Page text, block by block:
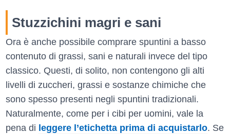
Stuzzichini magri e sani
Ora è anche possibile comprare spuntini a basso
contenuto di grassi, sani e naturali invece del tipo
classico. Questi, di solito, non contengono gli alti
livelli di zuccheri, grassi e sostanze chimiche che
sono spesso presenti negli spuntini tradizionali.
Naturalmente, come per i cibi per uomini, vale la
pena di leggere l’etichetta prima di acquistarlo. Se